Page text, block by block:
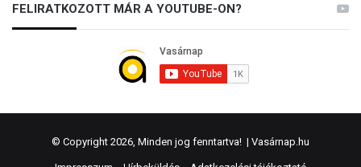
FELIRATKOZOTT MÁR A YOUTUBE-ON?
© Copyright 2026, Minden jog fenntartva! | Vasárnap.hu